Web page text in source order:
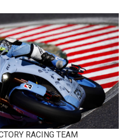
RACING TEAM